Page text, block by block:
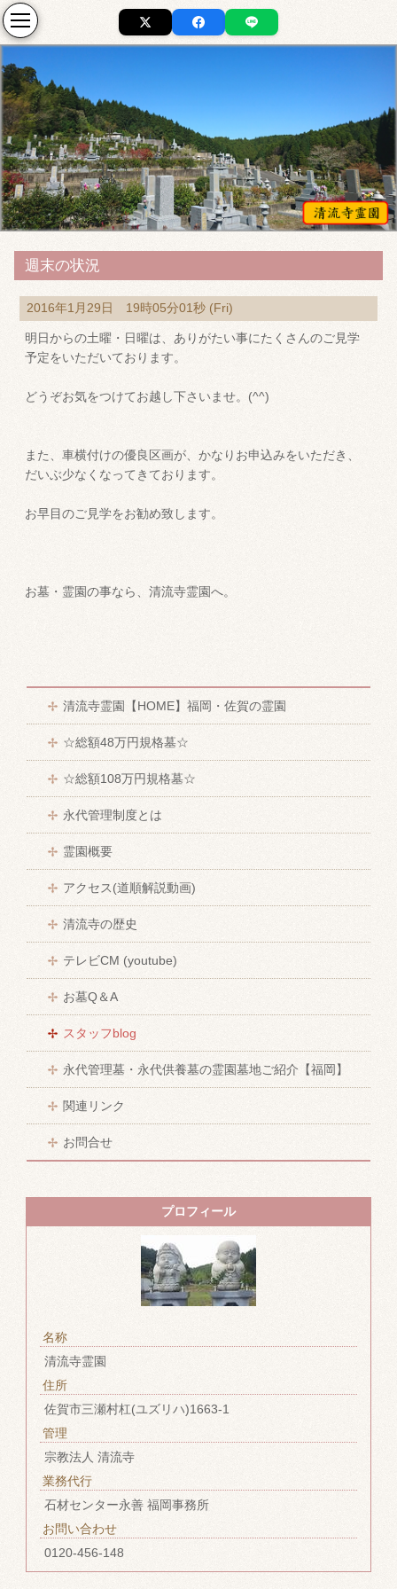
週末の状況
2016年1月29日 19時05分01秒 (Fri)
明日からの土曜・日曜は、ありがたい事にたくさんのご見学
予定をいただいております。
どうぞお気をつけてお越し下さいませ。(^^)
また、車横付けの優良区画が、かなりお申込みをいただき、
だいぶ少なくなってきております。
お早目のご見学をお勧め致します。
お墓・霊園の事なら、清流寺霊園へ。
清流寺霊園【HOME】福岡・佐賀の霊園
☆総額48万円規格墓☆
☆総額108万円規格墓☆
永代管理制度とは
霊園概要
アクセス(道順解説動画)
清流寺の歴史
テレビCM (youtube)
お墓Q＆A
スタッフblog
永代管理墓・永代供養墓の霊園墓地ご紹介【福岡】
関連リンク
お問合せ
プロフィール
名称
清流寺霊園
住所
佐賀市三瀬村杠(ユズリハ)1663-1
管理
宗教法人 清流寺
業務代行
石材センター永善 福岡事務所
お問い合わせ
0120-456-148